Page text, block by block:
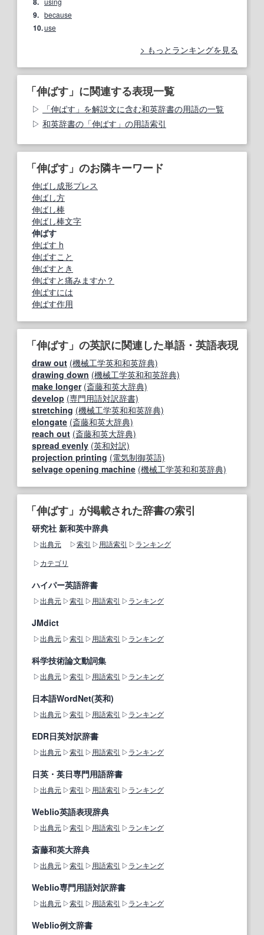
9. because
10.use
もっとランキングを見る
「伸ばす」に関連する表現一覧
「伸ばす」を解説文に含む和英辞書の用語の一覧
和英辞書の「伸ばす」の用語索引
「伸ばす」のお隣キーワード
伸ばし成形プレス
伸ばし方
伸ばし棒
伸ばし棒文字
伸ばす
伸ばす h
伸ばすこと
伸ばすとき
伸ばすと痛みますか？
伸ばすには
伸ばす作用
「伸ばす」の英訳に関連した単語・英語表現
draw out (機械工学英和和英辞典)
drawing down (機械工学英和和英辞典)
make longer (斎藤和英大辞典)
develop (専門用語対訳辞書)
stretching (機械工学英和和英辞典)
elongate (斎藤和英大辞典)
reach out (斎藤和英大辞典)
spread evenly (英和対訳)
projection printing (電気制御英語)
selvage opening machine (機械工学英和和英辞典)
「伸ばす」が掲載された辞書の索引
研究社 新和英中辞典
出典元 索引 用語索引
ランキング
カテゴリ
ハイパー英語辞書
出典元 索引 用語索引 ランキング
JMdict
出典元 索引 用語索引 ランキング
科学技術論文動詞集
出典元 索引 用語索引 ランキング
日本語WordNet(英和)
出典元 索引 用語索引 ランキング
EDR日英対訳辞書
出典元 索引 用語索引 ランキング
日英・英日専門用語辞書
出典元 索引 用語索引 ランキング
Weblio英語表現辞典
出典元 索引 用語索引 ランキング
斎藤和英大辞典
出典元 索引 用語索引 ランキング
Weblio専門用語対訳辞書
出典元 索引 用語索引 ランキング
Weblio例文辞書